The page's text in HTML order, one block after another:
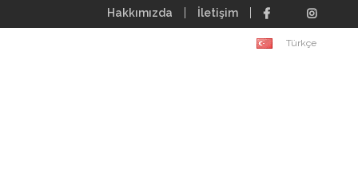
Hakkımızda İletişim
Türkçe